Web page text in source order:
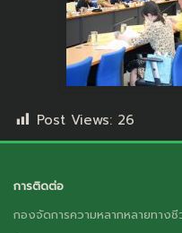
Post Views: 26
การติดต่อ
กองจัดการความหลากหลายทาง